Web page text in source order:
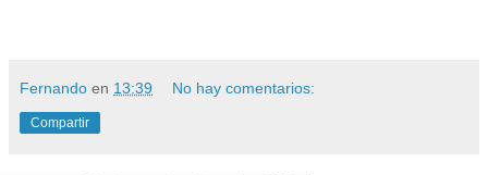
Fernando en 13:39 No hay comentarios:
Compartir